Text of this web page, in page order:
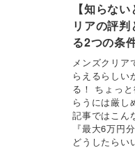
【知らな
リアの評判
る2つの条
メンズクリア
らえるらしい
る！ ちょっ
らうには厳し
記事ではこん
『最大6万円
どうしたらい